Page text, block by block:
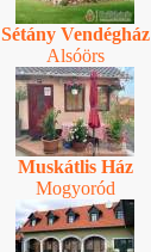
Sétány Vendégház
Alsóörs
Muskátlis Ház
Mogyoród